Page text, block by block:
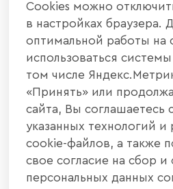
ИНФОРМАЦИЯ
НАШИ КОНТАКТЫ
+7 800 700 20 58
440004, г. Пенза,
info@interier-
Cookies можно
в настройках браузера.
оптимальной работы на
использоваться
том числе
«Принять» или
сайта, Вы соглашаетесь
указанных технологий
cookie-файлов, а также
свое согласие на сбор и
персональных данных